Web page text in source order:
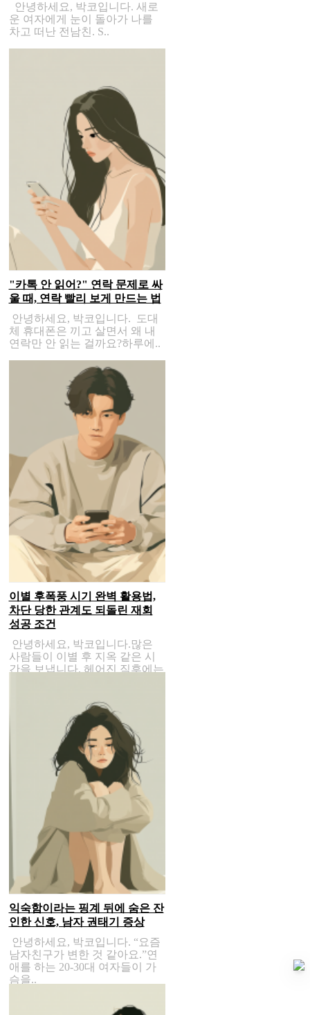
안녕하세요, 박코입니다. 새로
운 여자에게 눈이 돌아가 나를
차고 떠난 전남친. S..
"카톡 안 읽어?" 연락 문제로 싸
울 때, 연락 빨리 보게 만드는 법
안녕하세요, 박코입니다. 도대
체 휴대폰은 끼고 살면서 왜 내
연락만 안 읽는 걸까요?하루에..
이별 후폭풍 시기 완벽 활용법,
차단 당한 관계도 되돌린 재회
성공 조건
안녕하세요, 박코입니다.많은
사람들이 이별 후 지옥 같은 시
간을 보냅니다. 헤어진 직후에는
익숙함이라는 핑계 뒤에 숨은 잔
인한 신호, 남자 권태기 증상
안녕하세요, 박코입니다. “요즘
남자친구가 변한 것 같아요.”연
애를 하는 20-30대 여자들이 가
슴을..